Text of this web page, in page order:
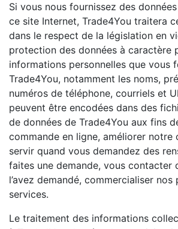
Si vous nous fournissez des
ce site Internet, Trade4You traitera
dans le respect de la législation en
protection des données à caractère
informations personnelles que vous
Trade4You, notamment les noms,
numéros de téléphone, courriels et
peuvent être encodées dans des
de données de Trade4You aux fins
commande en ligne, améliorer notre
servir quand vous demandez des
faites une demande, vous contacter
l’avez demandé, commercialiser
services.
Le traitement des informations